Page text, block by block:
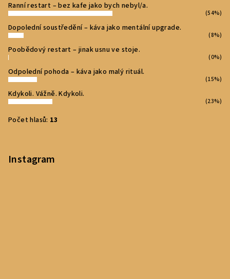
Ranní restart – bez kafe jako bych nebyl/a.
(54%)
Dopolední soustředění – káva jako mentální upgrade.
(8%)
Poobědový restart – jinak usnu ve stoje.
(0%)
Odpolední pohoda – káva jako malý rituál.
(15%)
Kdykoli. Vážně. Kdykoli.
(23%)
Počet hlasů: 13
Instagram